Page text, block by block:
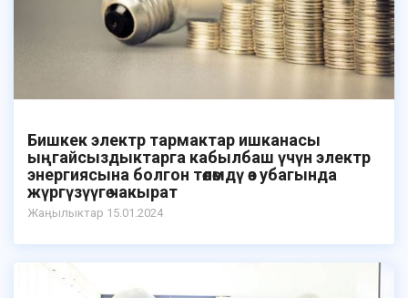
Бишкек электр тармактар ишканасы
ыңгайсыздыктарга кабылбаш үчүн электр
энергиясына болгон төлөмдү өз убагында
жүргүзүүгө чакырат
Жаӊылыктар 15.01.2024